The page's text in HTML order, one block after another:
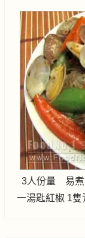
3人份量 易煮:
一湯匙紅椒 1隻